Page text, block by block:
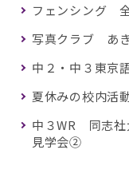
フェンシング
写真クラブ あ
中２・中３東京
夏休みの校内活
中３WR 同志
見学会②